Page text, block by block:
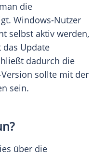
die
Windows-Nutzer
selbst aktiv werden,
das Update
dadurch die
sollte mit der
sein.
über die